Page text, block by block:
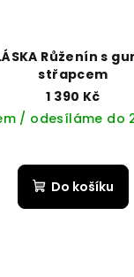
Růženín s
střapcem
1 390 Kč
/ odesíláme do
Do košíku